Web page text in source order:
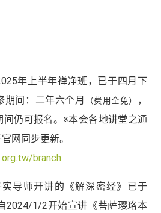
年上半年禅净班，已于四月下
期间：二年六个月
（费用全免）
，
仍可报名。※本会各地讲堂之通
网同步更新。
branch
导师开讲的《解深密经》已于
2024/1/2开始宣讲《菩萨璎珞本